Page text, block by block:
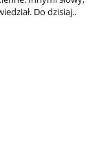
Do dzisiaj..